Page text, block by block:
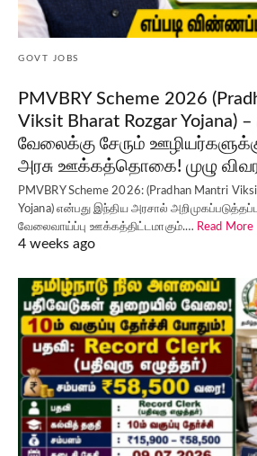
GOVT JOBS
PMVBRY Scheme 2026
Viksit Bharat Rozgar Yojana)
வேலைக்கு சேரும்
அரசு ஊக்கத்தொகை! முழு
PMVBRY Scheme 2026: (Pradhan Mantri
Yojana) என்பது இந்திய அரசால்
வேலைவாய்ப்பு ஊக்கத்திட்டமாகும்.… Read More
4 weeks ago